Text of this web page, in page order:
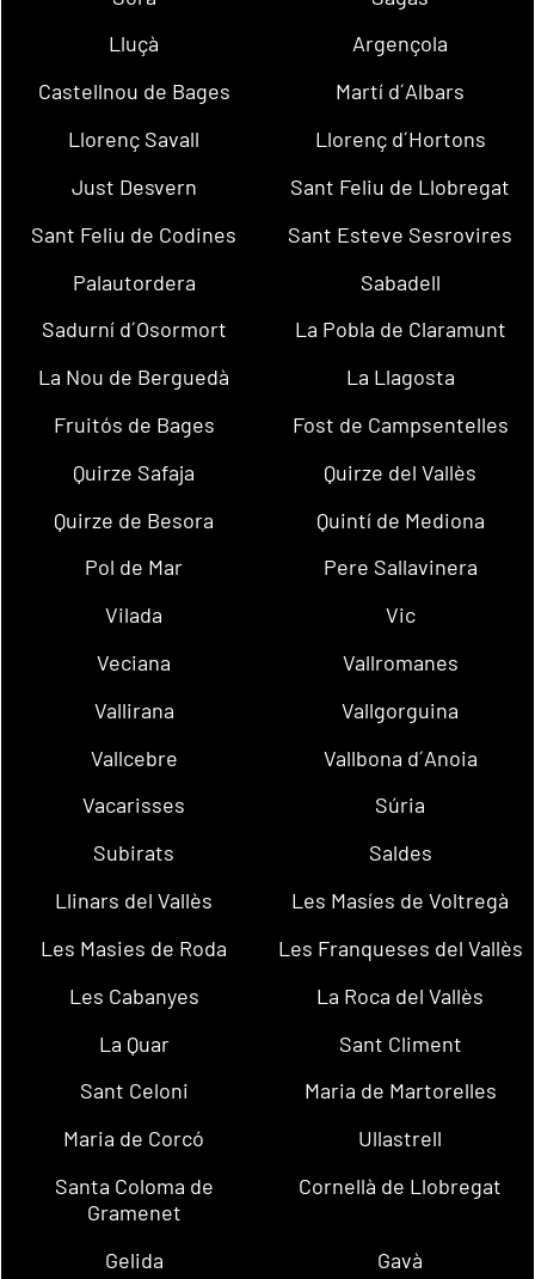
Lluçà
Argençola
Castellnou de Bages
Martí d´Albars
Llorenç Savall
Llorenç d´Hortons
Just Desvern
Sant Feliu de Llobregat
Sant Feliu de Codines
Sant Esteve Sesrovires
Palautordera
Sabadell
Sadurní d´Osormort
La Pobla de Claramunt
La Nou de Berguedà
La Llagosta
Fruitós de Bages
Fost de Campsentelles
Quirze Safaja
Quirze del Vallès
Quirze de Besora
Quintí de Mediona
Pol de Mar
Pere Sallavinera
Vilada
Vic
Veciana
Vallromanes
Vallirana
Vallgorguina
Vallcebre
Vallbona d´Anoia
Vacarisses
Súria
Subirats
Saldes
Llinars del Vallès
Les Masíes de Voltregà
Les Masies de Roda
Les Franqueses del Vallès
Les Cabanyes
La Roca del Vallès
La Quar
Sant Climent
Sant Celoni
Maria de Martorelles
Maria de Corcó
Ullastrell
Santa Coloma de
Gramenet
Cornellà de Llobregat
Gelida
Gavà